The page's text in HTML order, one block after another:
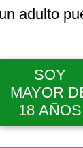
adulto
SOY
MAYOR
18 AÑOS
Viña del